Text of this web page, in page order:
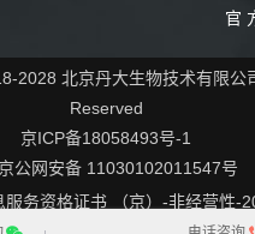
官
2028 北京丹大生物技术有限公
Reserved
京ICP备18058493号-1
京公网安备 11030102011547号
服务资格证书 （京）-非经营性-